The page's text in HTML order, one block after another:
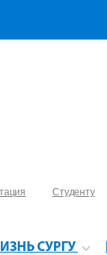
Студенту
СУРГУ